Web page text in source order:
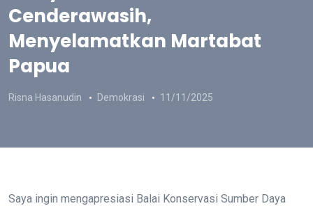
Cenderawasih,
Menyelamatkan Martabat
Papua
Risna Hasanudin Demokrasi 11/11/2025
Saya ingin mengapresiasi Balai Konservasi Sumber Daya